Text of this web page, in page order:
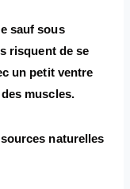
sauf sous
risquent de se
un petit ventre
muscles.
naturelles